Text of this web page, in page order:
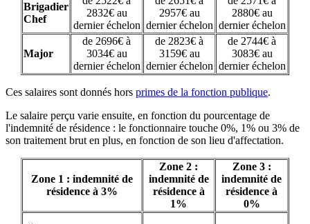
Brigadier
Chef
2832€ au
dernier échelon
2957€ au
dernier échelon
2880€ au
dernier échelon
Major
de 2696€ à
3034€ au
dernier échelon
de 2823€ à
3159€ au
dernier échelon
de 2744€ à
3083€ au
dernier échelon
Ces salaires sont donnés hors primes de la fonction publique.
Le salaire perçu varie ensuite, en fonction du pourcentage de
l'indemnité de résidence : le fonctionnaire touche 0%, 1% ou 3% de
son traitement brut en plus, en fonction de son lieu d'affectation.
Zone 1 : indemnité de
résidence à 3%
Zone 2 :
indemnité de
résidence à
1%
Zone 3 :
indemnité de
résidence à
0%